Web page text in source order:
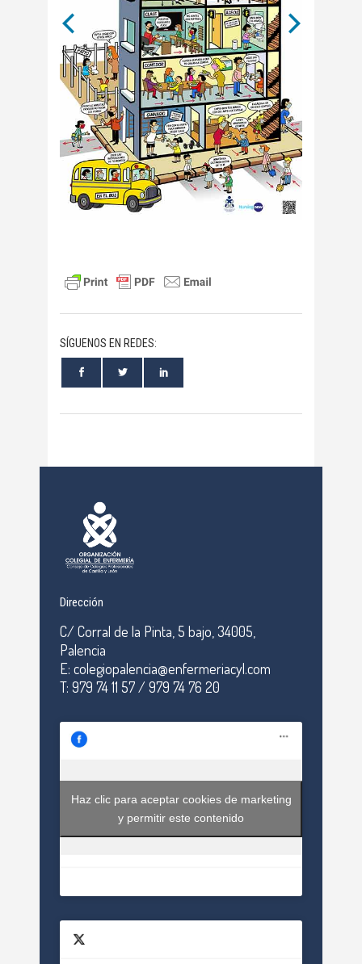
SÍGUENOS EN REDES:
Dirección
C/ Corral de la Pinta, 5 bajo, 34005,
Palencia
E: colegiopalencia@enfermeriacyl.com
T: 979 74 11 57 / 979 74 76 20
Haz clic para aceptar cookies de marketing
y permitir este contenido